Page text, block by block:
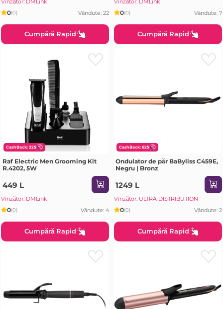
Vînzător: DMLink
0(0) Vândute: 22
Cumpără Rapid
Vînzător: DMLink
0(0) Vândute: 7
Cumpără Rapid
CashBack: 225
Raf Electric Men Grooming Kit
R.4202, 5W
449 L
Vînzător: DMLink
0(0) Vândute: 4
Cumpără Rapid
CashBack: 625
Ondulator de păr BaByliss C459E,
Negru | Bronz
1249 L
Vînzător: ULTRA DISTRIBUTION
0(0) Vândute: 2
Cumpără Rapid